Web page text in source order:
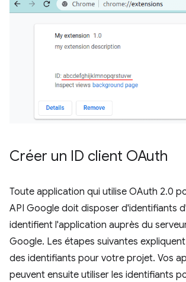
Créer un ID client OAuth
Toute application qui utilise OAuth 2.0
API Google doit disposer d'identifiants
identifient l'application auprès du
Google. Les étapes suivantes
des identifiants pour votre projet. Vos
peuvent ensuite utiliser les identifiants